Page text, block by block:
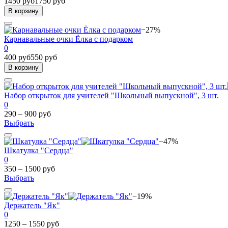
В корзину
−27%
Карнавальные очки Ёлка с подарком
0
400 руб550 руб
В корзину
Набор открыток для учителей "Школьный выпускной", 3 шт.
0
290 – 900 руб
Выбрать
−47%
Шкатулка "Сердца"
0
350 – 1500 руб
Выбрать
−19%
Держатель "Як"
0
1250 – 1550 руб